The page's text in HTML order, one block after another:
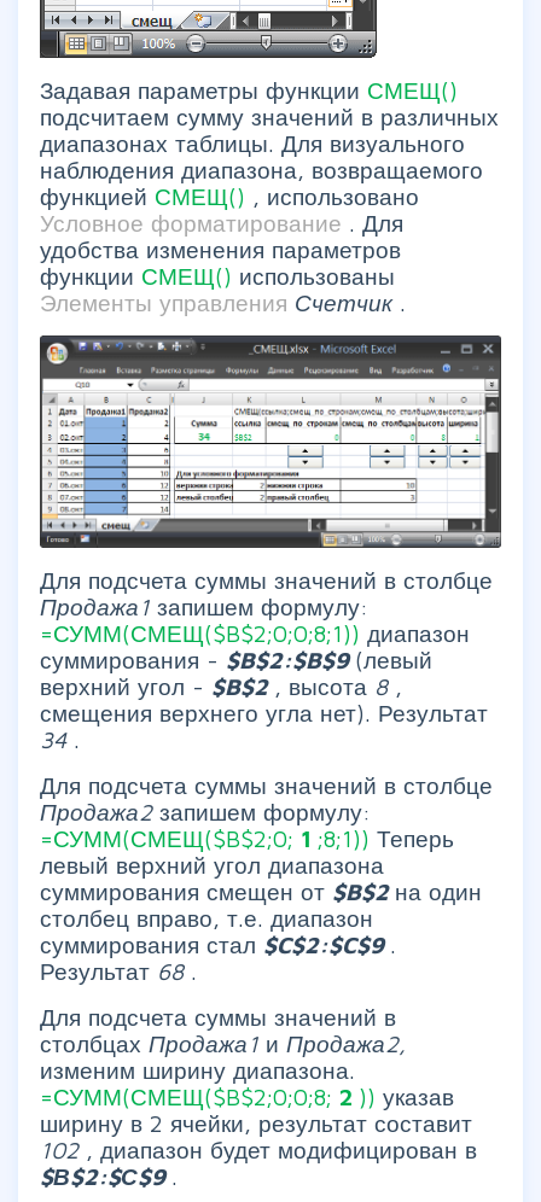
Задавая параметры функции СМЕЩ()
подсчитаем сумму значений в различных
диапазонах таблицы. Для визуального
наблюдения диапазона, возвращаемого
функцией СМЕЩ() , использовано
Условное форматирование . Для
удобства изменения параметров
функции СМЕЩ() использованы
Элементы управления Счетчик .
Для подсчета суммы значений в столбце
Продажа1 запишем формулу:
=СУММ(СМЕЩ($B$2;0;0;8;1)) диапазон
суммирования - $B$2:$B$9(левый
верхний угол - $B$2 , высота 8 ,
смещения верхнего угла нет). Результат
34 .
Для подсчета суммы значений в столбце
Продажа2 запишем формулу:
=СУММ(СМЕЩ($B$2;0; 1 ;8;1)) Теперь
левый верхний угол диапазона
суммирования смещен от $B$2 на один
столбец вправо, т.е. диапазон
суммирования стал $C$2:$C$9.
Результат 68 .
Для подсчета суммы значений в
столбцах Продажа1 и Продажа2,
изменим ширину диапазона.
=СУММ(СМЕЩ($B$2;0;0;8; 2 )) указав
ширину в 2 ячейки, результат составит
102 , диапазон будет модифицирован в
$В$2:$С$9.